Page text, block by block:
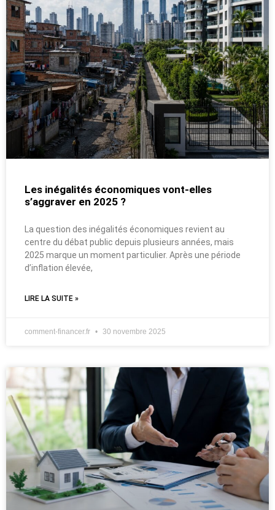
Les inégalités économiques vont-elles
s’aggraver en 2025 ?
La question des inégalités économiques revient au
centre du débat public depuis plusieurs années, mais
2025 marque un moment particulier. Après une période
d’inflation élevée,
LIRE LA SUITE »
comment-financer.fr 30 novembre 2025